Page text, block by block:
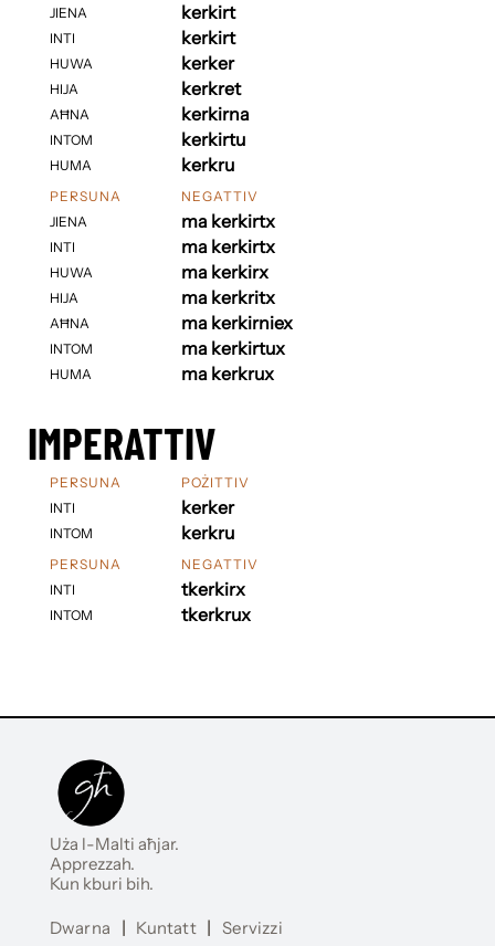
JIENA
INTI
HUWA
HIJA
AĦNA
INTOM
HUMA
kerkirt
kerkirt
kerker
kerkret
kerkirna
kerkirtu
kerkru
PERSUNA
JIENA
INTI
HUWA
HIJA
AĦNA
INTOM
HUMA
NEGATTIV
ma kerkirtx
ma kerkirtx
ma kerkirx
ma kerkritx
ma kerkirniex
ma kerkirtux
ma kerkrux
IMPERATTIV
PERSUNA
INTI
INTOM
POŻITTIV
kerker
kerkru
PERSUNA
INTI
INTOM
NEGATTIV
tkerkirx
tkerkrux
Uża l-Malti aħjar.
Apprezzah.
Kun kburi bih.
Dwarna | Kuntatt | Servizzi